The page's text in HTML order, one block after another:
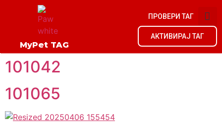
MyPet TAG
ПРОВЕРИ ТАГ
АКТИВИРАЈ ТАГ
101042
101065